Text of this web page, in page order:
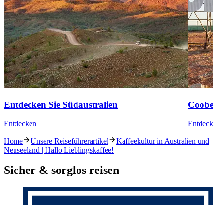
Entdecken Sie Südaustralien
Entdecken
Home Unsere Reiseführerartikel
Kaffeekultur in Australien und
Neuseeland | Hallo Lieblingskaffee!
Sicher & sorglos reisen